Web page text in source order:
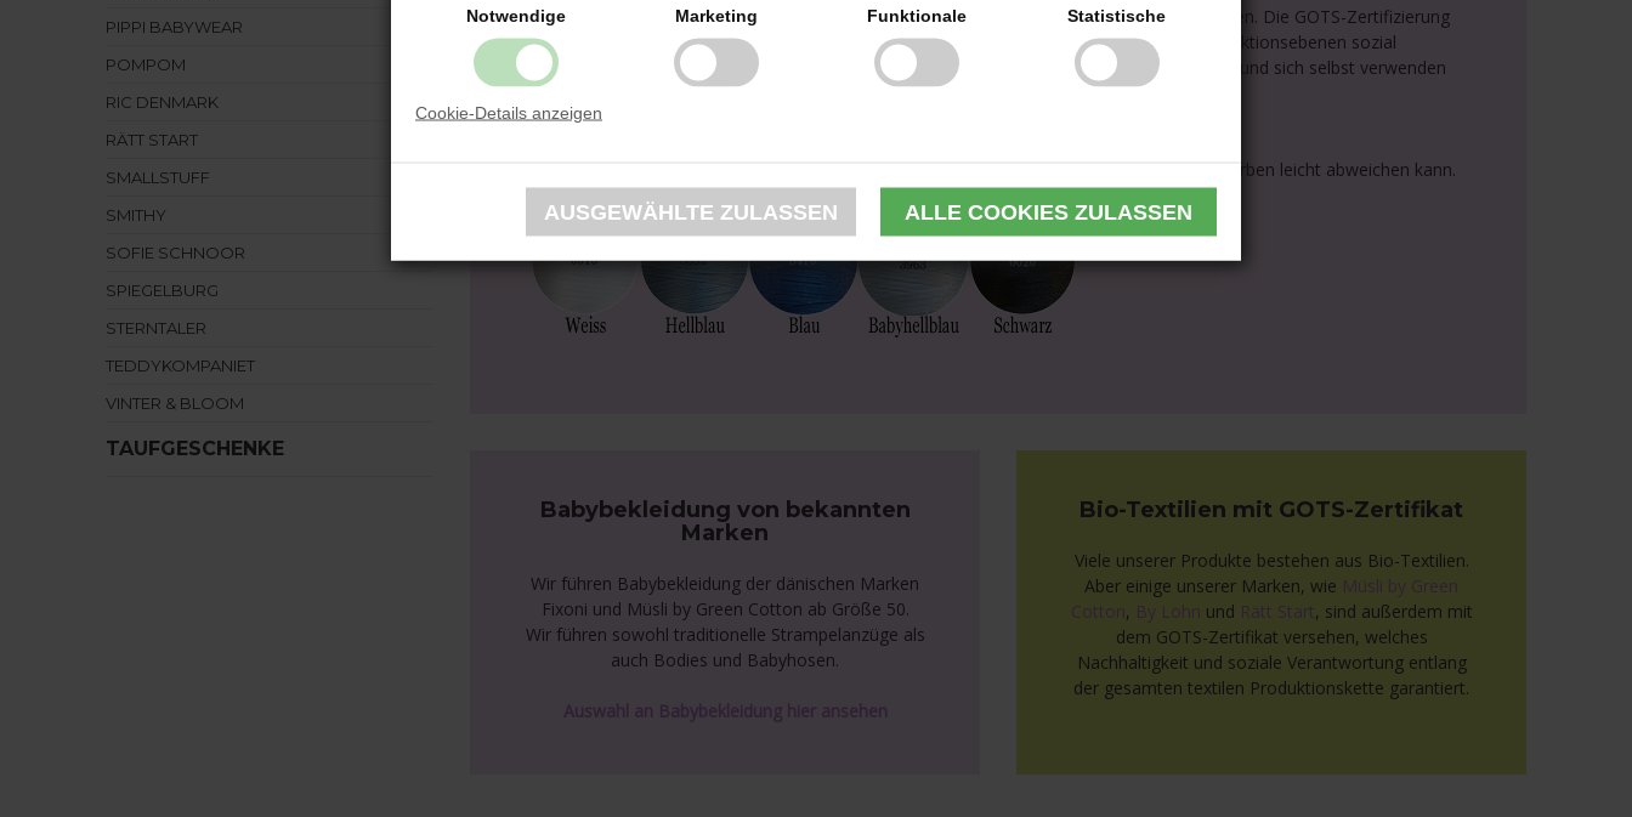
Notwendige Marketing Funktionale Statistische
Cookie-Details anzeigen
PIPPI BABYWEAR
POMPOM
RIC DENMARK
RÄTT START
SMALLSTUFF
SMITHY
SOFIE SCHNOOR
SPIEGELBURG
STERNTALER
TEDDYKOMPANIET
VINTER & BLOOM
TAUFGESCHENKE
Das Schmusetuch ist GOTS-zertifiziert und somit komplett frei von gefährlichen Chemikalien. Die GOTS-Zertifizierung
bedeutet auch, dass das Produkt sowohl in Bezug auf die Umwelt als auch auf allen Produktionsebenen sozial
verantwortlich ist. Das macht das Schnullertuch von Bibs zum Besten, was Sie für Ihr Kind und sich selbst verwenden
können.
Bitte beachten Sie, daß die Farbdarstellung auf dem Bildschirm von der wirklichen Fadenfarben leicht abweichen kann.
Babybekleidung von bekannten
Marken
Wir führen Babybekleidung der dänischen Marken
Fixoni und Müsli by Green Cotton ab Größe 50.
Wir führen sowohl traditionelle Strampelanzüge als
auch Bodies und Babyhosen.
Auswahl an Babybekleidung hier ansehen
Bio-Textilien mit GOTS-Zertifikat
Viele unserer Produkte bestehen aus Bio-Textilien.
Aber einige unserer Marken, wie Müsli by Green
Cotton, By Lohn und Rätt Start, sind außerdem mit
dem GOTS-Zertifikat versehen, welches
Nachhaltigkeit und soziale Verantwortung entlang
der gesamten textilen Produktionskette garantiert.